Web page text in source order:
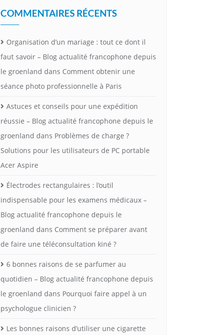
COMMENTAIRES RÉCENTS
Organisation d’un mariage : tout ce dont il
faut savoir – Blog actualité francophone depuis
le groenland dans Comment obtenir une
séance photo professionnelle à Paris
Astuces et conseils pour une expédition
réussie – Blog actualité francophone depuis le
groenland dans Problèmes de charge ?
Solutions pour les utilisateurs de PC portable
Acer Aspire
Électrodes rectangulaires : l’outil
indispensable pour les examens médicaux –
Blog actualité francophone depuis le
groenland dans Comment se préparer avant
de faire une téléconsultation kiné ?
6 bonnes raisons de se parfumer au
quotidien – Blog actualité francophone depuis
le groenland dans Pourquoi faire appel à un
psychologue clinicien ?
Les bonnes raisons d’utiliser une cigarette